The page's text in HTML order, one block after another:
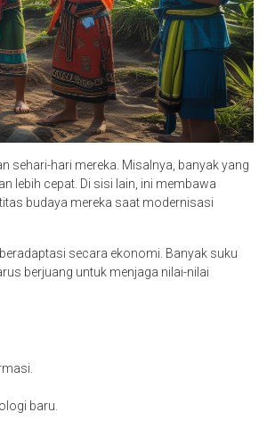
sehari-hari mereka. Misalnya, banyak yang
lebih cepat. Di sisi lain, ini membawa
budaya mereka saat modernisasi
secara ekonomi. Banyak suku
berjuang untuk menjaga nilai-nilai
baru.